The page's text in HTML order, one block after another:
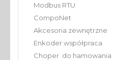
Modbus RTU
CompoNet
Akcesoria zewnętrzne
Enkoder współpraca
Choper do hamowania